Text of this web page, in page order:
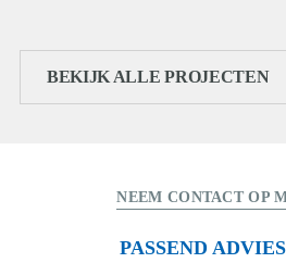
BEKIJK ALLE PROJECTEN
NEEM CONTACT OP
PASSEND